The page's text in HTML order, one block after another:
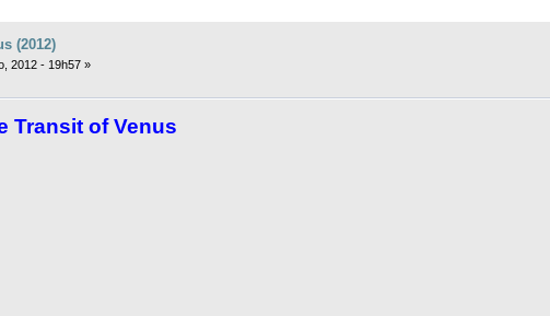
(2012)
2012 - 19h57 »
Transit of Venus